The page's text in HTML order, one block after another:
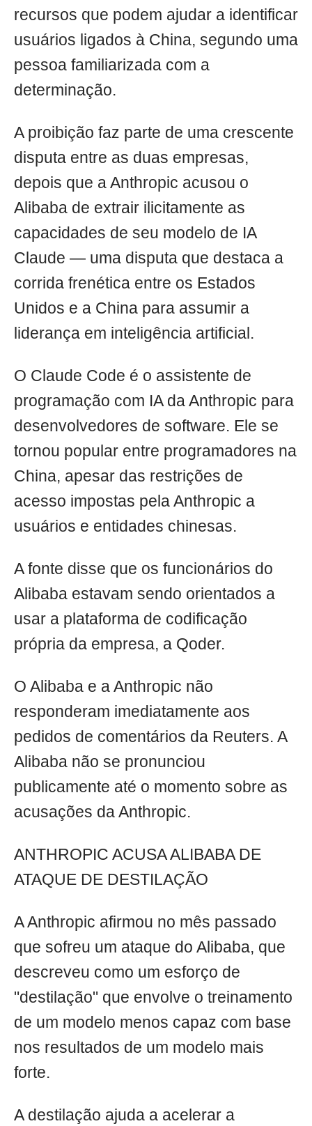
recursos que podem ajudar a identificar
usuários ligados à China, segundo uma
pessoa familiarizada com a
determinação.
A proibição faz parte de uma crescente
disputa entre as duas empresas,
depois que a Anthropic acusou o
Alibaba de extrair ilicitamente as
capacidades de seu modelo de IA
Claude — uma disputa que destaca a
corrida frenética entre os Estados
Unidos e a China para assumir a
liderança em inteligência artificial.
O Claude Code é o assistente de
programação com IA da Anthropic para
desenvolvedores de software. Ele se
tornou popular entre programadores na
China, apesar das restrições de
acesso impostas pela Anthropic a
usuários e entidades chinesas.
A fonte disse que os funcionários do
Alibaba estavam sendo orientados a
usar a plataforma de codificação
própria da empresa, a Qoder.
O Alibaba e a Anthropic não
responderam imediatamente aos
pedidos de comentários da Reuters. A
Alibaba não se pronunciou
publicamente até o momento sobre as
acusações da Anthropic.
ANTHROPIC ACUSA ALIBABA DE
ATAQUE DE DESTILAÇÃO
A Anthropic afirmou no mês passado
que sofreu um ataque do Alibaba, que
descreveu como um esforço de
"destilação" que envolve o treinamento
de um modelo menos capaz com base
nos resultados de um modelo mais
forte.
A destilação ajuda a acelerar a